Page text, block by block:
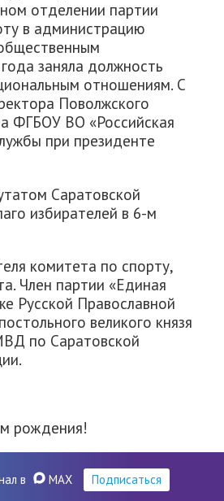
отделении партии
в администрацию
заняла должность
отношениям. С
Поволжского
ФГБОУ ВО «Российская
при президенте
Саратовской
избирателей в 6-м
комитета по спорту,
Член партии «Единая
Русской Православной
великого князя
по Саратовской
рождения!
в MAX Подписаться